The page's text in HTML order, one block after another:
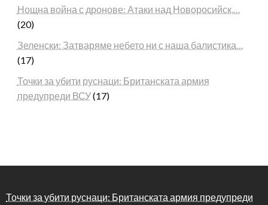
Нощна война с дронове: Атаки над Новоросийск,…
(20)
Зеленски: Затваряме небето ни с наша балистика…
(17)
Точки за убити руснаци: Британската армия
предупреди ВСУ(17)
Точки за убити руснаци: Британската армия предупреди